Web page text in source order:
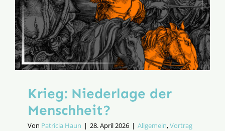
Krieg: Niederlage der
Menschheit?
Von Patricia Haun | 28. April 2026 | Allgemein,Vortrag